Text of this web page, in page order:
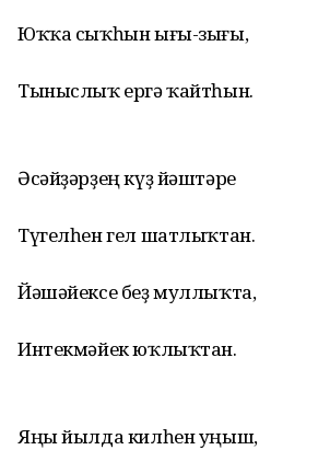
Юҡҡа сыҡһын ығы-зығы,
Тыныслыҡ ергә ҡайтһын.
Әсәйҙәрҙең күҙ йәштәре
Түгелһен гел шатлыҡтан.
Йәшәйексе беҙ муллыҡта,
Интекмәйек юҡлыҡтан.
Яңы йылда килһен уңыш,